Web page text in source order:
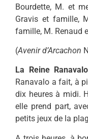
Bourdette, M. et
Gravis et famille,
famille, M. Renaud
(Avenir d’Arcachon
La Reine Ranavalo
Ranavalo a fait, à
dix heures à midi.
elle prend part,
petits jeux de la